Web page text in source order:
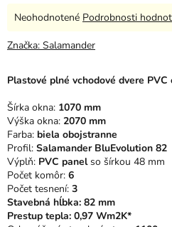
Plastové plné vchodové dvere PVC
Šírka okna: 1070 mm
Výška okna: 2070 mm
Farba: biela obojstranne
Profil: Salamander BluEvolution 82
Výplň: PVC panelso šírkou 48 mm
Počet komôr: 6
Počet tesnení: 3
Stavebná hĺbka: 82 mm
Prestup tepla: 0,97 Wm2K*
Priemerné
produktu
z
hviezdičiek.
Neohodnotené Podrobnosti
Značka: Salamander